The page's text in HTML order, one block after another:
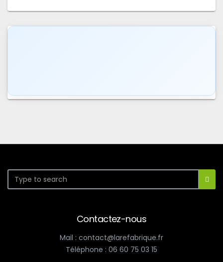
Contactez-nous
Mail : contact@larefabrique.fr
Téléphone : 06 60 75 03 15